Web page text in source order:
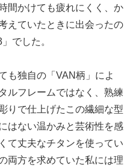
間かけても疲れにくく、か
えていたときに出会ったの
でした。
も独自の「VAN柄」によ
ルフレームではなく、熟練
りで仕上げたこの繊細な型
はない温かみと芸術性を感
て丈夫なチタンを使ってい
両方を求めていた私には理